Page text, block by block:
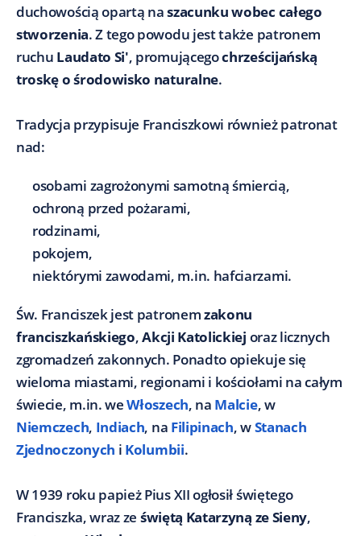
duchowością opartą naszacunku wobec całego
stworzenia. Z tego powodu jest także patronem
ruchu Laudato Si', promującegochrześcijańską
troskę o środowisko naturalne.
Tradycja przypisuje Franciszkowi również patronat
nad:
osobami zagrożonymi samotną śmiercią,
ochroną przed pożarami,
rodzinami,
pokojem,
niektórymi zawodami, m.in. hafciarzami.
Św. Franciszek jest patronemzakonu
franciszkańskiego,Akcji Katolickiej oraz licznych
zgromadzeń zakonnych. Ponadto opiekuje się
wieloma miastami, regionami i kościołami na całym
świecie, m.in. weWłoszech, na Malcie, w
Niemczech, Indiach, na Filipinach, wStanach
Zjednoczonych i Kolumbii.
W 1939 roku papież Pius XII ogłosił świętego
Franciszka, wraz ze świętą Katarzyną ze Sieny,